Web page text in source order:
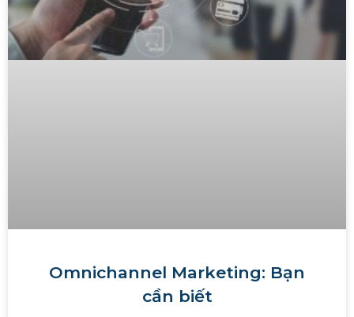
Omnichannel Marketing: Bạn
cần biết